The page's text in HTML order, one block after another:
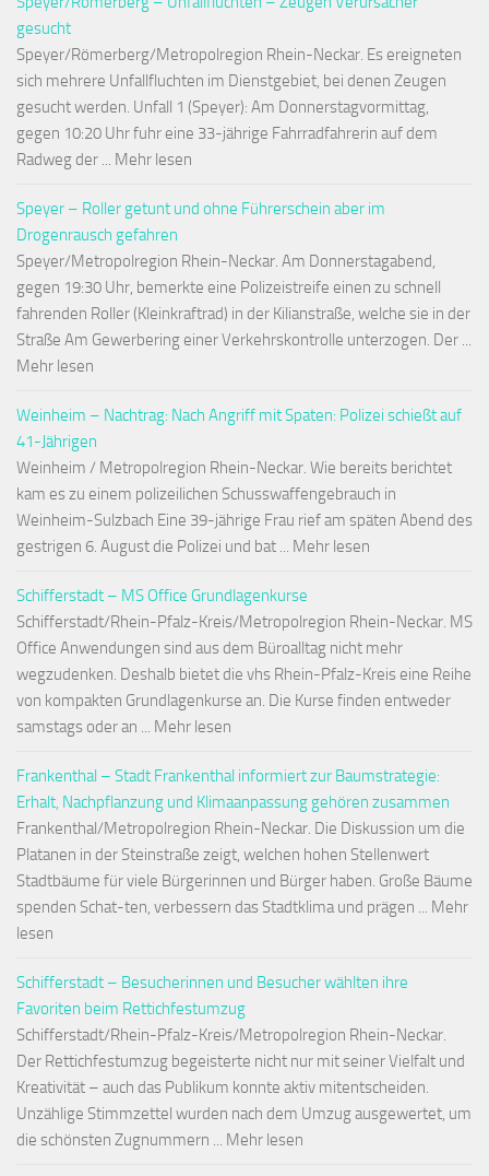
gesucht
Speyer/Römerberg/Metropolregion Rhein-Neckar. Es ereigneten
sich mehrere Unfallfluchten im Dienstgebiet, bei denen Zeugen
gesucht werden. Unfall 1 (Speyer): Am Donnerstagvormittag,
gegen 10:20 Uhr fuhr eine 33-jährige Fahrradfahrerin auf dem
Radweg der ... Mehr lesen
Speyer – Roller getunt und ohne Führerschein aber im
Drogenrausch gefahren
Speyer/Metropolregion Rhein-Neckar. Am Donnerstagabend,
gegen 19:30 Uhr, bemerkte eine Polizeistreife einen zu schnell
fahrenden Roller (Kleinkraftrad) in der Kilianstraße, welche sie in der
Straße Am Gewerbering einer Verkehrskontrolle unterzogen. Der ...
Mehr lesen
Weinheim – Nachtrag: Nach Angriff mit Spaten: Polizei schießt auf
41-Jährigen
Weinheim / Metropolregion Rhein-Neckar. Wie bereits berichtet
kam es zu einem polizeilichen Schusswaffengebrauch in
Weinheim-Sulzbach Eine 39-jährige Frau rief am späten Abend des
gestrigen 6. August die Polizei und bat ... Mehr lesen
Schifferstadt – MS Office Grundlagenkurse
Schifferstadt/Rhein-Pfalz-Kreis/Metropolregion Rhein-Neckar. MS
Office Anwendungen sind aus dem Büroalltag nicht mehr
wegzudenken. Deshalb bietet die vhs Rhein-Pfalz-Kreis eine Reihe
von kompakten Grundlagenkurse an. Die Kurse finden entweder
samstags oder an ... Mehr lesen
Frankenthal – Stadt Frankenthal informiert zur Baumstrategie:
Erhalt, Nachpflanzung und Klimaanpassung gehören zusammen
Frankenthal/Metropolregion Rhein-Neckar. Die Diskussion um die
Platanen in der Steinstraße zeigt, welchen hohen Stellenwert
Stadtbäume für viele Bürgerinnen und Bürger haben. Große Bäume
spenden Schat-ten, verbessern das Stadtklima und prägen ... Mehr
lesen
Schifferstadt – Besucherinnen und Besucher wählten ihre
Favoriten beim Rettichfestumzug
Schifferstadt/Rhein-Pfalz-Kreis/Metropolregion Rhein-Neckar.
Der Rettichfestumzug begeisterte nicht nur mit seiner Vielfalt und
Kreativität – auch das Publikum konnte aktiv mitentscheiden.
Unzählige Stimmzettel wurden nach dem Umzug ausgewertet, um
die schönsten Zugnummern ... Mehr lesen